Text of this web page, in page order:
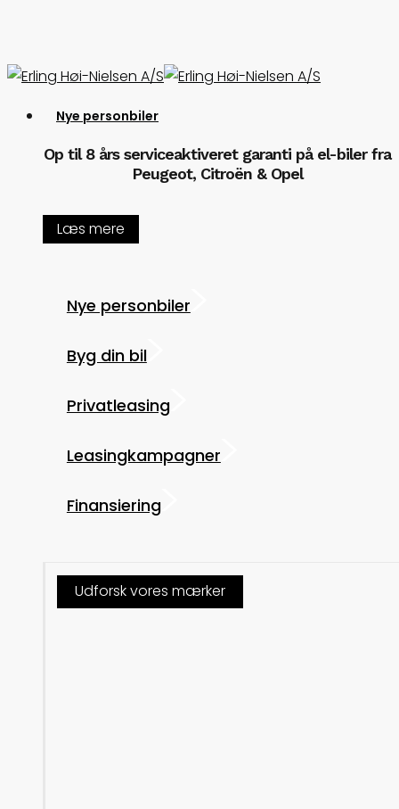
main
Menu
Nye personbiler
Op til 8 års serviceaktiveret garanti på el-biler fra
Peugeot, Citroën & Opel
Læs mere
Nye personbiler
Byg din bil
Privatleasing
Leasingkampagner
Finansiering
Udforsk vores mærker